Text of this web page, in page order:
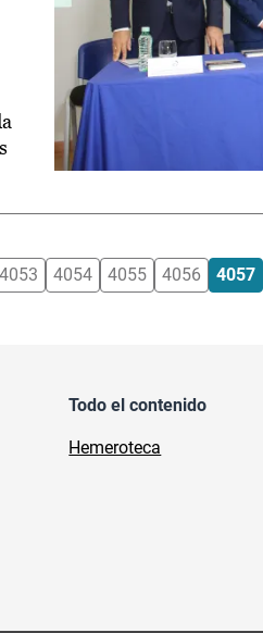
4054 4055 4056 4057
Todo el contenido
Hemeroteca